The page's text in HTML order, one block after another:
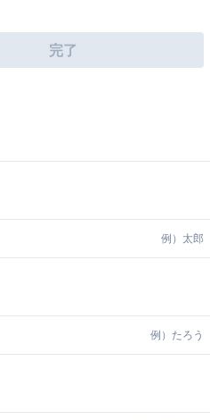
完了
例） 太郎
例） たろう